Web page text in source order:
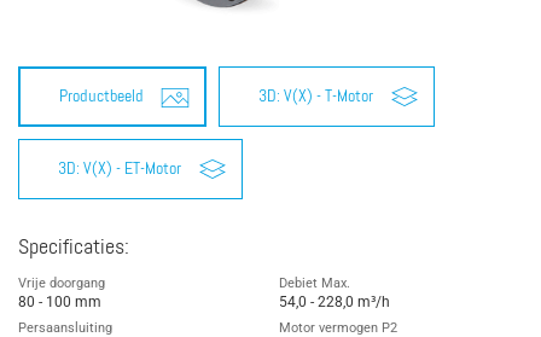
Productbeeld 3D: V(X) - T-Motor
3D: V(X) - ET-Motor
Specificaties:
Vrije doorgang
80 - 100 mm
Persaansluiting
Debiet Max.
54,0 - 228,0 m³/h
Motor vermogen P2